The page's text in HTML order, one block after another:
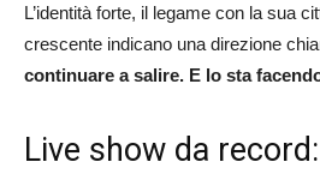
L’identità forte, il legame con la sua
crescente indicano una direzione
continuare a salire. E lo sta
Live show da